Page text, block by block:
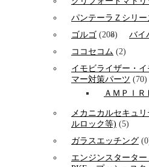
パンテーラＺシリー
ゴルゴ (208) バイ
ココセコム (2)
イモビライザー・
マー対策パーツ (70)
ＡＭＰＩ
メカニカルセキュ
ルロック等) (5)
ガラスエッチング
エンジンスタータ